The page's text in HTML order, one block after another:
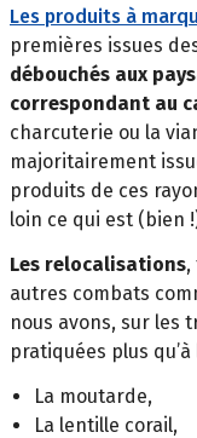
Les produits à
premières issues
débouchés aux
correspondant au
charcuterie ou la
majoritairement
produits de ces
loin ce qui est (bien
Les relocalisations,
autres combats
nous avons, sur les
pratiquées plus
La moutarde,
La lentille corail,